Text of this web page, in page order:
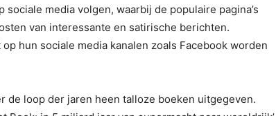
media volgen, waarbij de populaire pagina’s
van interessante en satirische berichten.
hun sociale media kanalen zoals Facebook worden
de loop der jaren heen talloze boeken uitgegeven.